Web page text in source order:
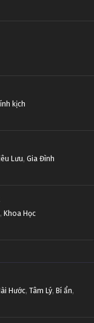
kịch
Lưu, Gia Đình
, Khoa Học
Hước, Tâm Lý, Bí ẩn,